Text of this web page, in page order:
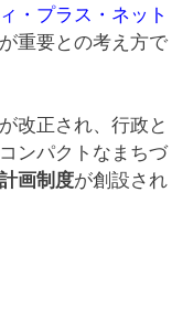
・プラス・ネット
重要との考え方で
改正され、行政と
ンパクトなまちづ
画制度が創設され